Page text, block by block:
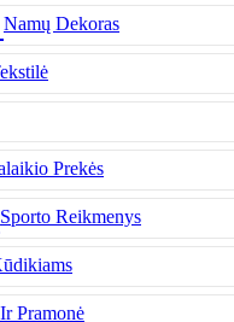
Namų Dekoras
Prekės
Sporto Reikmenys
Pramonė